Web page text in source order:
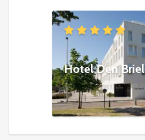
Hotel Den Briel